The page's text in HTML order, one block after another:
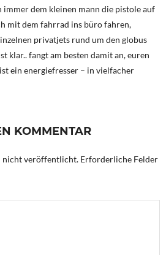
immer dem kleinen mann die pistole auf
mit dem fahrrad ins büro fahren,
privatjets rund um den globus
klar.. fangt am besten damit an, euren
ein energiefresser – in vielfacher
KOMMENTAR
nicht veröffentlicht. Erforderliche Felder